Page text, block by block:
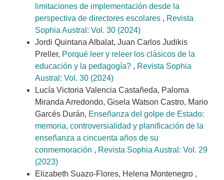
limitaciones de implementación desde la
perspectiva de directores escolares , Revista
Sophia Austral: Vol. 30 (2024)
Jordi Quintana Albalat, Juan Carlos Judikis
Preller, Porqué leer y releer los clásicos de la
educación y la pedagogía? , Revista Sophia
Austral: Vol. 30 (2024)
Lucía Victoria Valencia Castañeda, Paloma
Miranda Arredondo, Gisela Watson Castro, Mario
Garcés Durán, Enseñanza del golpe de Estado:
memoria, controversialidad y planificación de la
enseñanza a cincuenta años de su
conmemoración , Revista Sophia Austral: Vol. 29
(2023)
Elizabeth Suazo-Flores, Helena Montenegro ,